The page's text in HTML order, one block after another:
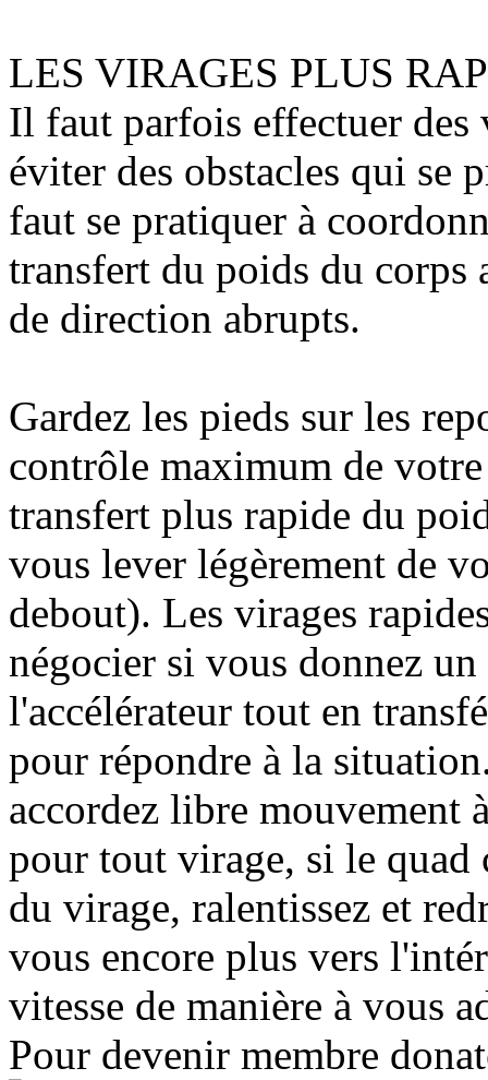
LES VIRAGES PLUS
Il faut parfois effectuer
éviter des obstacles qui se
faut se pratiquer à
transfert du poids du corps
de direction abrupts.
Gardez les pieds sur les
contrôle maximum de
transfert plus rapide du
vous lever légèrement de
debout). Les virages
négocier si vous donnez
l'accélérateur tout en
pour répondre à la
accordez libre mouvement
pour tout virage, si le quad
du virage, ralentissez et
vous encore plus vers
vitesse de manière à vous
Pour devenir membre